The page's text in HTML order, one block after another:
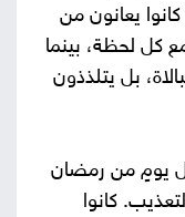
يعانون من
كل لحظة، بينما
بل يتلذذون
يومٍ من رمضان
كانوا